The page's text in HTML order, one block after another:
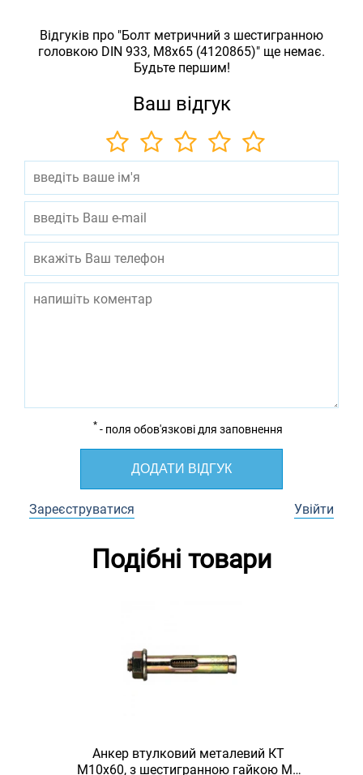
Відгуків про "Болт метричний з шестигранною
головкою DIN 933, М8х65 (4120865)" ще немає.
Будьте першим!
Ваш відгук
* - поля обов'язкові для заповнення
ДОДАТИ ВІДГУК
Зареєструватися Увійти
Подібні товари
Анкер втулковий металевий КТ
М10х60, з шестигранною гайкою М8